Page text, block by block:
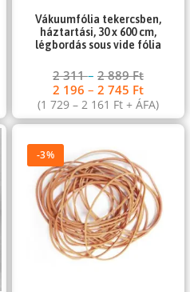
Vákuumfólia tekercsben,
háztartási, 30 x 600 cm,
légbordás sous vide fólia
2 311– 2 889Ft
2 196 – 2 745 Ft
(1 729 – 2 161 Ft+ ÁFA)
-3%